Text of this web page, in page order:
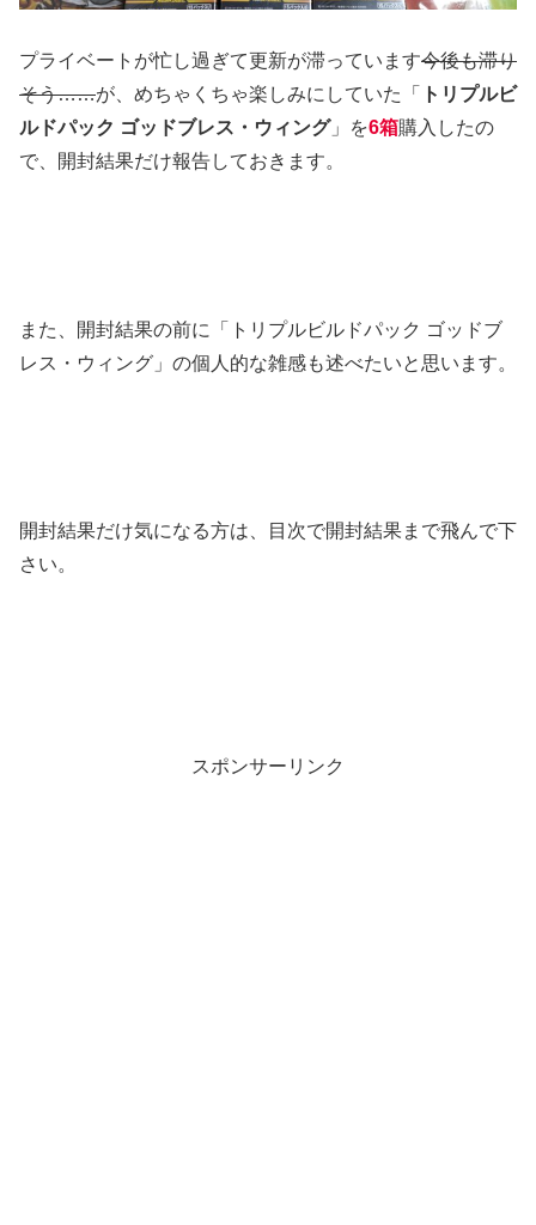
プライベートが忙し過ぎて更新が滞っています今後も滞り
そう……が、めちゃくちゃ楽しみにしていた「
トリプルビ
ルドパック ゴッドブレス・ウィング」を6箱購入したの
で、開封結果だけ報告しておきます。
また、開封結果の前に「トリプルビルドパック ゴッドブ
レス・ウィング」の個人的な雑感も述べたいと思います。
開封結果だけ気になる方は、目次で開封結果まで飛んで下
さい。
スポンサーリンク